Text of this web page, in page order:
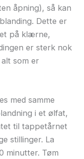
åpning), så kan
Dette er
på klærne,
er sterk nok
som er
med samme
i et ølfat,
til tappetårnet
stillinger. La
minutter. Tøm